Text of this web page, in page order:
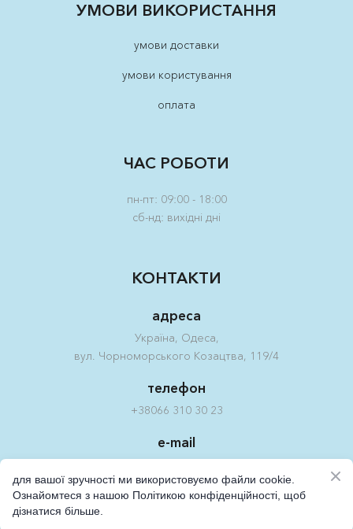
УМОВИ ВИКОРИСТАННЯ
умови доставки
умови користування
оплата
ЧАС РОБОТИ
пн-пт: 09:00 - 18:00
сб-нд: вихідні дні
КОНТАКТИ
адреса
Україна, Одеса,
вул. Чорноморського Козацтва, 119/4
телефон
+38066 310 30 23
e-mail
Created by MENDES
для вашої зручності ми використовуємо файли cookie.
Ознайомтеся з нашою Політикою конфіденційності, щоб
дізнатися більше.